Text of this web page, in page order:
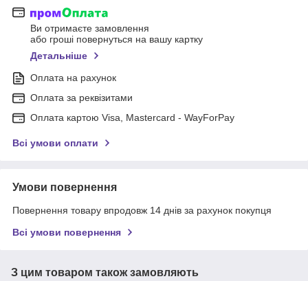
Ви отримаєте замовлення
або гроші повернуться на вашу картку
Детальніше
Оплата на рахунок
Оплата за реквізитами
Оплата картою Visa, Mastercard - WayForPay
Всі умови оплати
Умови повернення
Повернення товару впродовж 14 днів за рахунок покупця
Всі умови повернення
З цим товаром також замовляють